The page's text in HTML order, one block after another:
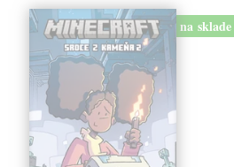
na sklade